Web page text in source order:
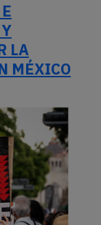
LA
MÉXICO